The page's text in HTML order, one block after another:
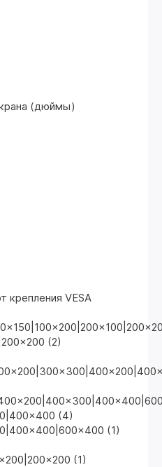
(дюймы)
крепления VESA
(2)
(4)
(1)
(1)